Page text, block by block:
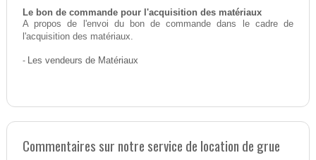
Le bon de commande pour l'acquisition des matériaux
A propos de l'envoi du bon de commande dans le cadre de
l'acquisition des matériaux.
- Les vendeurs de Matériaux
Commentaires sur notre service de location de grue